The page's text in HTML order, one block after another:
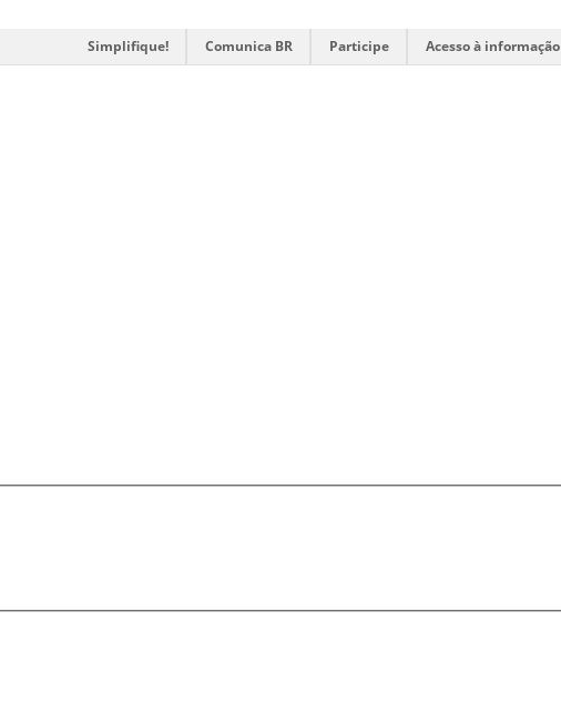
Simplifique! Comunica BR Participe Acesso à informação